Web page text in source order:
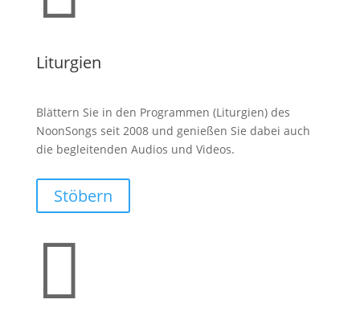
Liturgien
Blättern Sie in den Programmen (Liturgien) des
NoonSongs seit 2008 und genießen Sie dabei auch
die begleitenden Audios und Videos.
Stöbern
